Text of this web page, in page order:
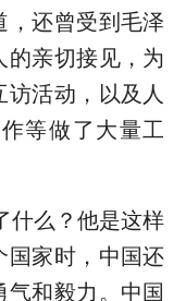
，还曾受到毛泽
的亲切接见，为
活动，以及人
等做了大量工
什么？他是这样
国家时，中国还
和毅力。中国